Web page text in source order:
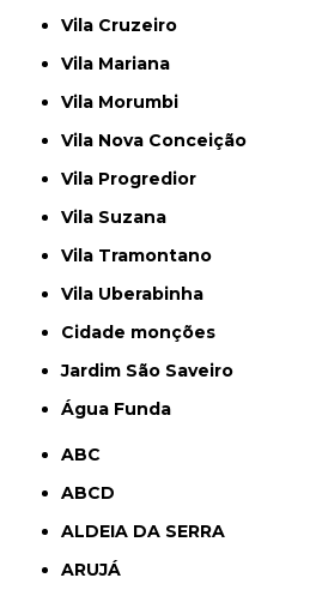
Vila Cruzeiro
Vila Mariana
Vila Morumbi
Vila Nova Conceição
Vila Progredior
Vila Suzana
Vila Tramontano
Vila Uberabinha
cidade monções
jardim São Saveiro
Água Funda
ABC
ABCD
ALDEIA DA SERRA
ARUJÁ